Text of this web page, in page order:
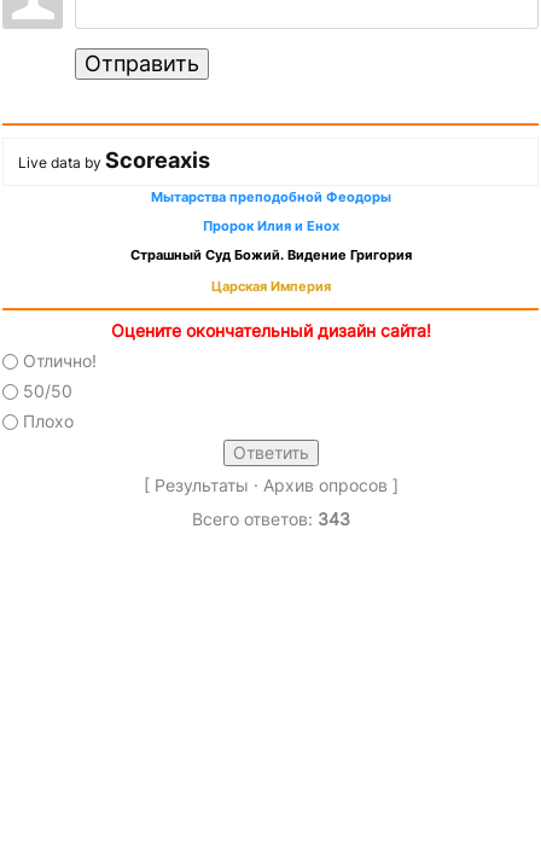
Отправить
Live data by Scoreaxis
Мытарства преподобной Феодоры
Пророк Илия и Енох
Страшный Суд Божий. Видение Григория
Царская Империя
Оцените окончательный дизайн сайта!
Отлично!
50/50
Плохо
[ Результаты · Архив опросов ]
Всего ответов: 343